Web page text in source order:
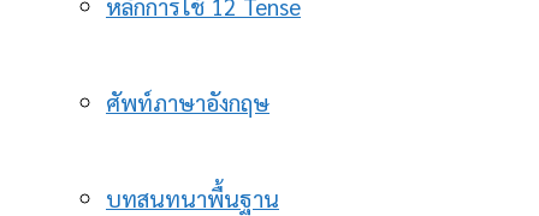
ศัพท์ภาษาอังกฤษ
บทสนทนาพื้นฐาน